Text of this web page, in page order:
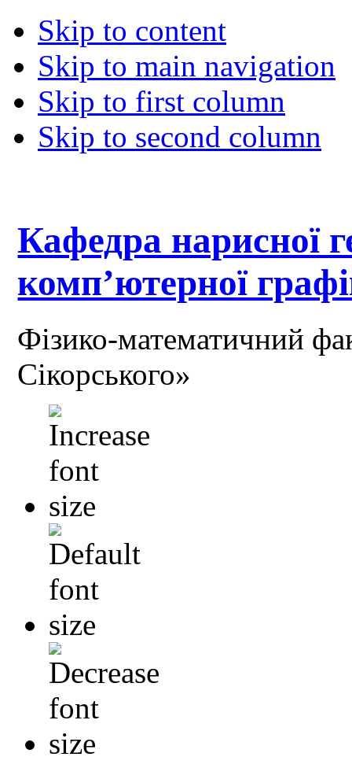
Skip to content
Skip to main navigation
Skip to first column
Skip to second column
Кафедра нарисної
комп’ютерної
Фізико-математичний
Сікорського»